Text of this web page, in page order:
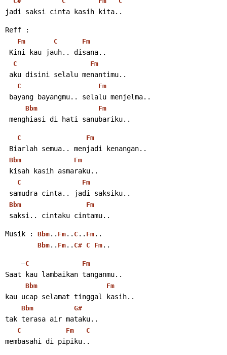
jadi saksi cinta kasih kita..
Reff :
Fm C Fm
Kini kau jauh.. disana..
C Fm
aku disini selalu menantimu..
C Fm
bayang bayangmu.. selalu menjelma..
Bbm Fm
menghiasi di hati sanubariku..
C Fm
Biarlah semua.. menjadi kenangan..
Bbm Fm
kisah kasih asmaraku..
C Fm
samudra cinta.. jadi saksiku..
Bbm Fm
saksi.. cintaku cintamu..
Musik : Bbm .. Fm .. C .. Fm ..
Bbm .. Fm .. C# C Fm ..
    –
C Fm
Saat kau lambaikan tanganmu..
Bbm Fm
kau ucap selamat tinggal kasih..
Bbm G#
tak terasa air mataku..
C Fm C
membasahi di pipiku..